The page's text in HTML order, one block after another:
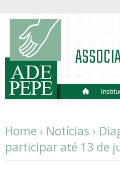
Home › Notícias ›
participar até 13 de